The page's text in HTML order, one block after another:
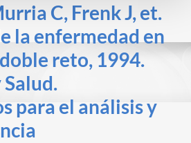
C, Frenk J, et.
la enfermedad en
reto, 1994.
para el análisis y